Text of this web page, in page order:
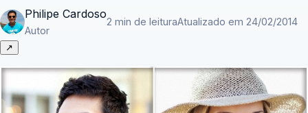
Philipe Cardoso
Autor
2 min de leituraAtualizado em 24/02/2014
↗